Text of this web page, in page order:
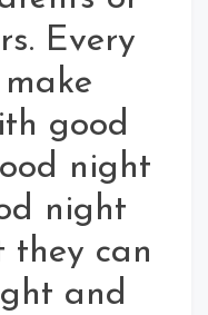
Every
good
night
night
they can
and